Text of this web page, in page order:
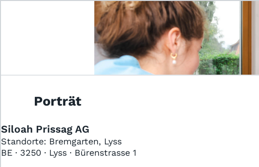
Das Jobportal für Sozial- und
Gesundheitsberufe.
Home Jobs
Porträt
Siloah Prissag AG
Standorte: Bremgarten, Lyss
BE · 3250 · Lyss · Bürenstrasse 1
Für Stellensuchende
Für Arbeitgeber